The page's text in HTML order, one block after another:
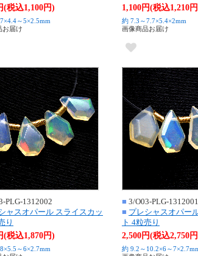
(税込1,100円)
～5×2.5mm
お届け
1,100円(税込1,210
約 7.3～7.7×5.4×2mm
画像商品お届け
PLG-1312002
ャスオパール スライスカッ
り
(税込1,870円)
～6×2.7mm
■ 3/O03-PLG-1312001
■ プレシャスオパー
ト 4粒売り
2,500円(税込2,750
約 9.2～10.2×6～